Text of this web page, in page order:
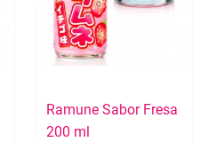
Ramune Sabor Fresa
200 ml